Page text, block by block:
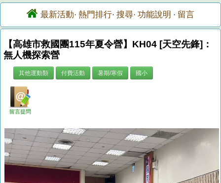
最新活動· 熱門排行· 搜尋· 功能說明 · 留言
【高雄市救國團115年夏令營】KH04 [天空先鋒]：
無人機探索營
其他運動類 付費活動 暑期/寒假 國小
留言提問